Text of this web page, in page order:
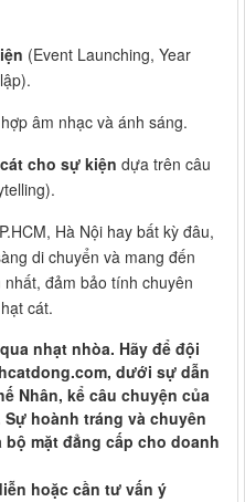
(Event Launching, Year
âm nhạc và ánh sáng.
cho sự kiện dựa trên câu
Hà Nội hay bất kỳ đâu,
di chuyển và mang đến
đảm bảo tính chuyên
cát.
nhạt nhòa. Hãy để đội
, dưới sự dẫn
Nhân, kể câu chuyện của
hoành tráng và chuyên
mặt đẳng cấp cho doanh
hoặc cần tư vấn ý